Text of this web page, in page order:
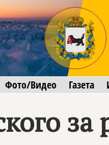
Фото/Видео Газета
за